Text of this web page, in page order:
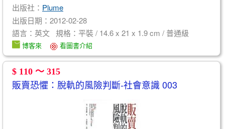
出版社： Plume
出版日期：2012-02-28
語言：英文 規格：平裝 / 14.6 x 21 x 1.9 cm / 普通級
博客來 看圖書介紹
$ 110 ～ 315
販賣恐懼：脫軌的風險判斷-社會意識 003